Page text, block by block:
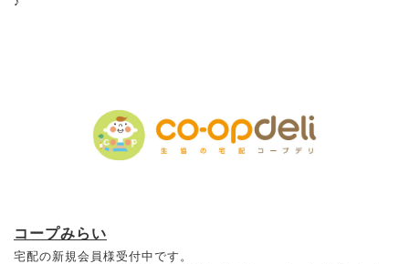
コープみらい
宅配の新規会員様受付中です。